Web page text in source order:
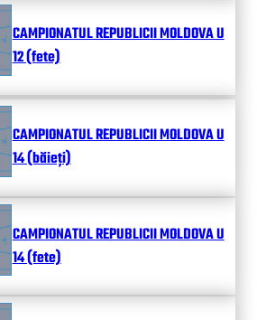
CAMPIONATUL REPUBLICII MOLDOVA U
12 (fete)
CAMPIONATUL REPUBLICII MOLDOVA U
14 (băieți)
CAMPIONATUL REPUBLICII MOLDOVA U
14 (fete)